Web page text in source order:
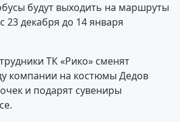
будут выходить на маршруты
23 декабря до 14 января
ТК «Рико» сменят
компании на костюмы Дедов
и подарят сувениры